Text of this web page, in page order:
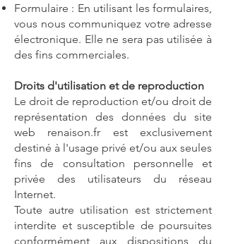
Formulaire : En utilisant les formulaires,
vous nous communiquez votre adresse
électronique. Elle ne sera pas utilisée à
des fins commerciales.
Droits d'utilisation et de reproduction
Le droit de reproduction et/ou droit de
représentation des données du site
web renaison.fr est exclusivement
destiné à l'usage privé et/ou aux seules
fins de consultation personnelle et
privée des utilisateurs du réseau
Internet.
Toute autre utilisation est strictement
interdite et susceptible de poursuites
conformément aux dispositions du